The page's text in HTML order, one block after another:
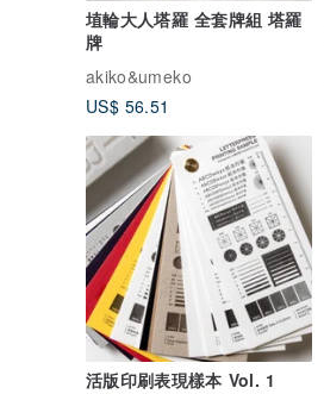
埴輪大人塔羅 全套牌組 塔羅
牌
akiko&umeko
US$ 56.51
活版印刷表現樣本 Vol. 1